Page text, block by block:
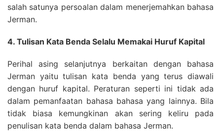
salah satunya persoalan dalam menerjemahkan bahasa
Jerman.
4. Tulisan Kata Benda Selalu Memakai Huruf Kapital
Perihal asing selanjutnya berkaitan dengan bahasa
Jerman yaitu tulisan kata benda yang terus diawali
dengan huruf kapital. Peraturan seperti ini tidak ada
dalam pemanfaatan bahasa bahasa yang lainnya. Bila
tidak biasa kemungkinan akan sering keliru pada
penulisan kata benda dalam bahasa Jerman.